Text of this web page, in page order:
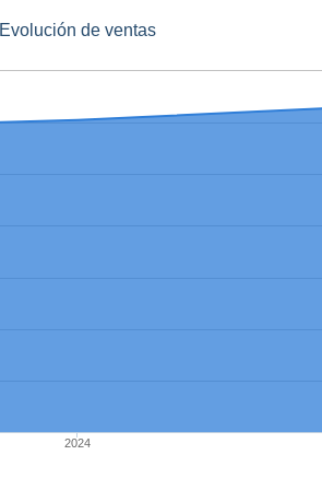
Evolución de ventas
2024